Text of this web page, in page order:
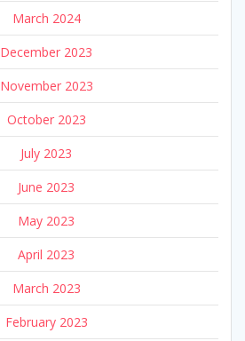
March 2024
December 2023
November 2023
October 2023
July 2023
June 2023
May 2023
April 2023
March 2023
February 2023